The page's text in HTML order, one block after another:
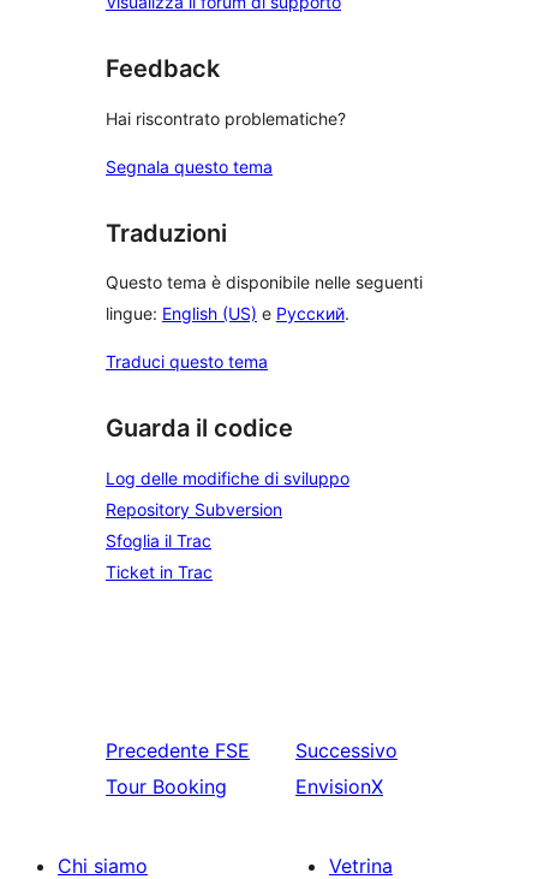
Feedback
Hai riscontrato problematiche?
Segnala questo tema
Traduzioni
Questo tema è disponibile nelle seguenti
lingue: English (US) e Русский.
Traduci questo tema
Guarda il codice
Log delle modifiche di sviluppo
Repository Subversion
Sfoglia il Trac
Ticket in Trac
Precedente FSE
Tour Booking
Successivo
EnvisionX
Chi siamo
Vetrina